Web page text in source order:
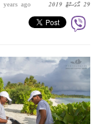
29 އޯގަސްޓް 2019 years ago